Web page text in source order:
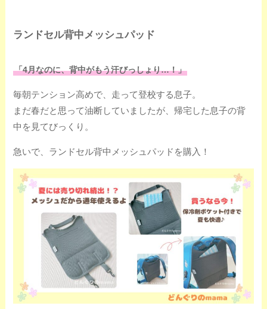
ランドセル背中メッシュパッド
「4月なのに、背中がもう汗びっしょり…！」
毎朝テンション高めで、走って登校する息子。
まだ春だと思って油断していましたが、帰宅した息子の背
中を見てびっくり。
急いで、ランドセル背中メッシュパッドを購入！